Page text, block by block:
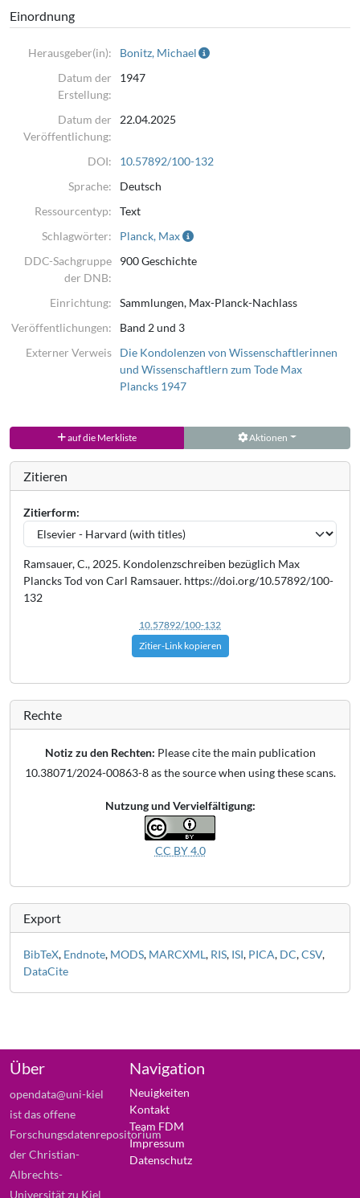
Einordnung
Herausgeber(in):
Bonitz, Michael
Datum der
Erstellung:
1947
Datum der
Veröffentlichung:
22.04.2025
DOI:
10.57892/100-132
Sprache:
Deutsch
Ressourcentyp:
Text
Schlagwörter:
Planck, Max
DDC-Sachgruppe
der DNB:
900 Geschichte
Einrichtung:
Sammlungen, Max-Planck-Nachlass
Veröffentlichungen:
Band 2 und 3
Externer Verweis
Die Kondolenzen von Wissenschaftlerinnen
und Wissenschaftlern zum Tode Max
Plancks 1947
auf die Merkliste Aktionen
Zitieren
Zitierform:
Ramsauer, C., 2025. Kondolenzschreiben bezüglich Max
Plancks Tod von Carl Ramsauer. https://doi.org/10.57892/100-
132
10.57892/100-132
Zitier-Link kopieren
Rechte
Notiz zu den Rechten: Please cite the main publication
10.38071/2024-00863-8 as the source when using these scans.
Nutzung und Vervielfältigung:
CC BY 4.0
Export
BibTeX, Endnote, MODS, MARCXML, RIS, ISI, PICA, DC,CSV,
DataCite
Über
opendata@uni-kiel
ist das offene
Forschungsdatenrepositorium
der Christian-
Albrechts-
Universität zu Kiel
Navigation
Neuigkeiten
Kontakt
Team FDM
Impressum
Datenschutz